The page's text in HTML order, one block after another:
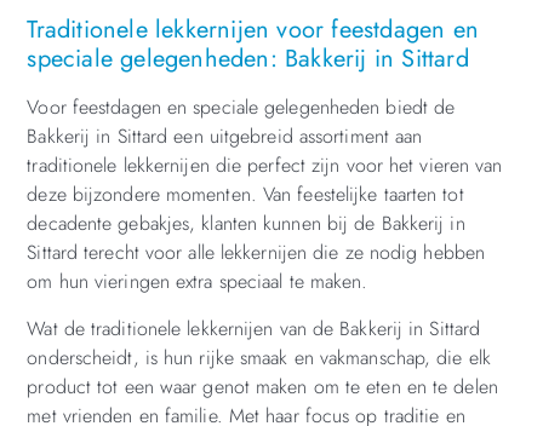
Traditionele lekkernijen voor feestdagen en
speciale gelegenheden: Bakkerij in Sittard
Voor feestdagen en speciale gelegenheden biedt de
Bakkerij in Sittard een uitgebreid assortiment aan
traditionele lekkernijen die perfect zijn voor het vieren van
deze bijzondere momenten. Van feestelijke taarten tot
decadente gebakjes, klanten kunnen bij de Bakkerij in
Sittard terecht voor alle lekkernijen die ze nodig hebben
om hun vieringen extra speciaal te maken.
Wat de traditionele lekkernijen van de Bakkerij in Sittard
onderscheidt, is hun rijke smaak en vakmanschap, die elk
product tot een waar genot maken om te eten en te delen
met vrienden en familie. Met haar focus op traditie en